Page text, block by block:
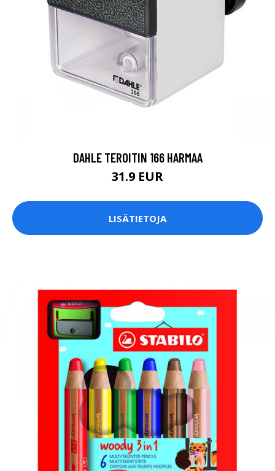
DAHLE TEROITIN 166 HARMAA
31.9 EUR
LISÄTIETOJA